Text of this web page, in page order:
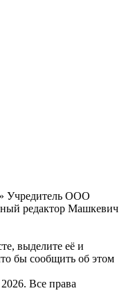
Учредитель ООО
редактор Машкевич
выделите её и
бы сообщить об этом
Все права